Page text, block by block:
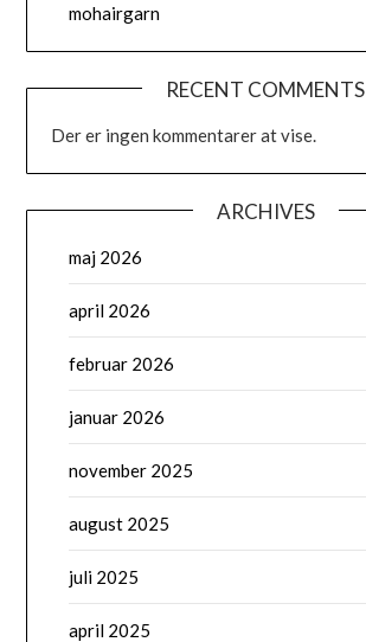
mohairgarn
RECENT COMMENTS
Der er ingen kommentarer at vise.
ARCHIVES
maj 2026
april 2026
februar 2026
januar 2026
november 2025
august 2025
juli 2025
april 2025